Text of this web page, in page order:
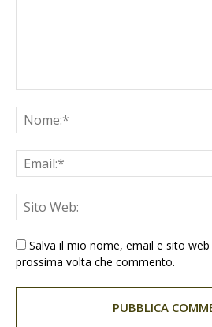
Salva il mio nome, email e sito
prossima volta che commento.